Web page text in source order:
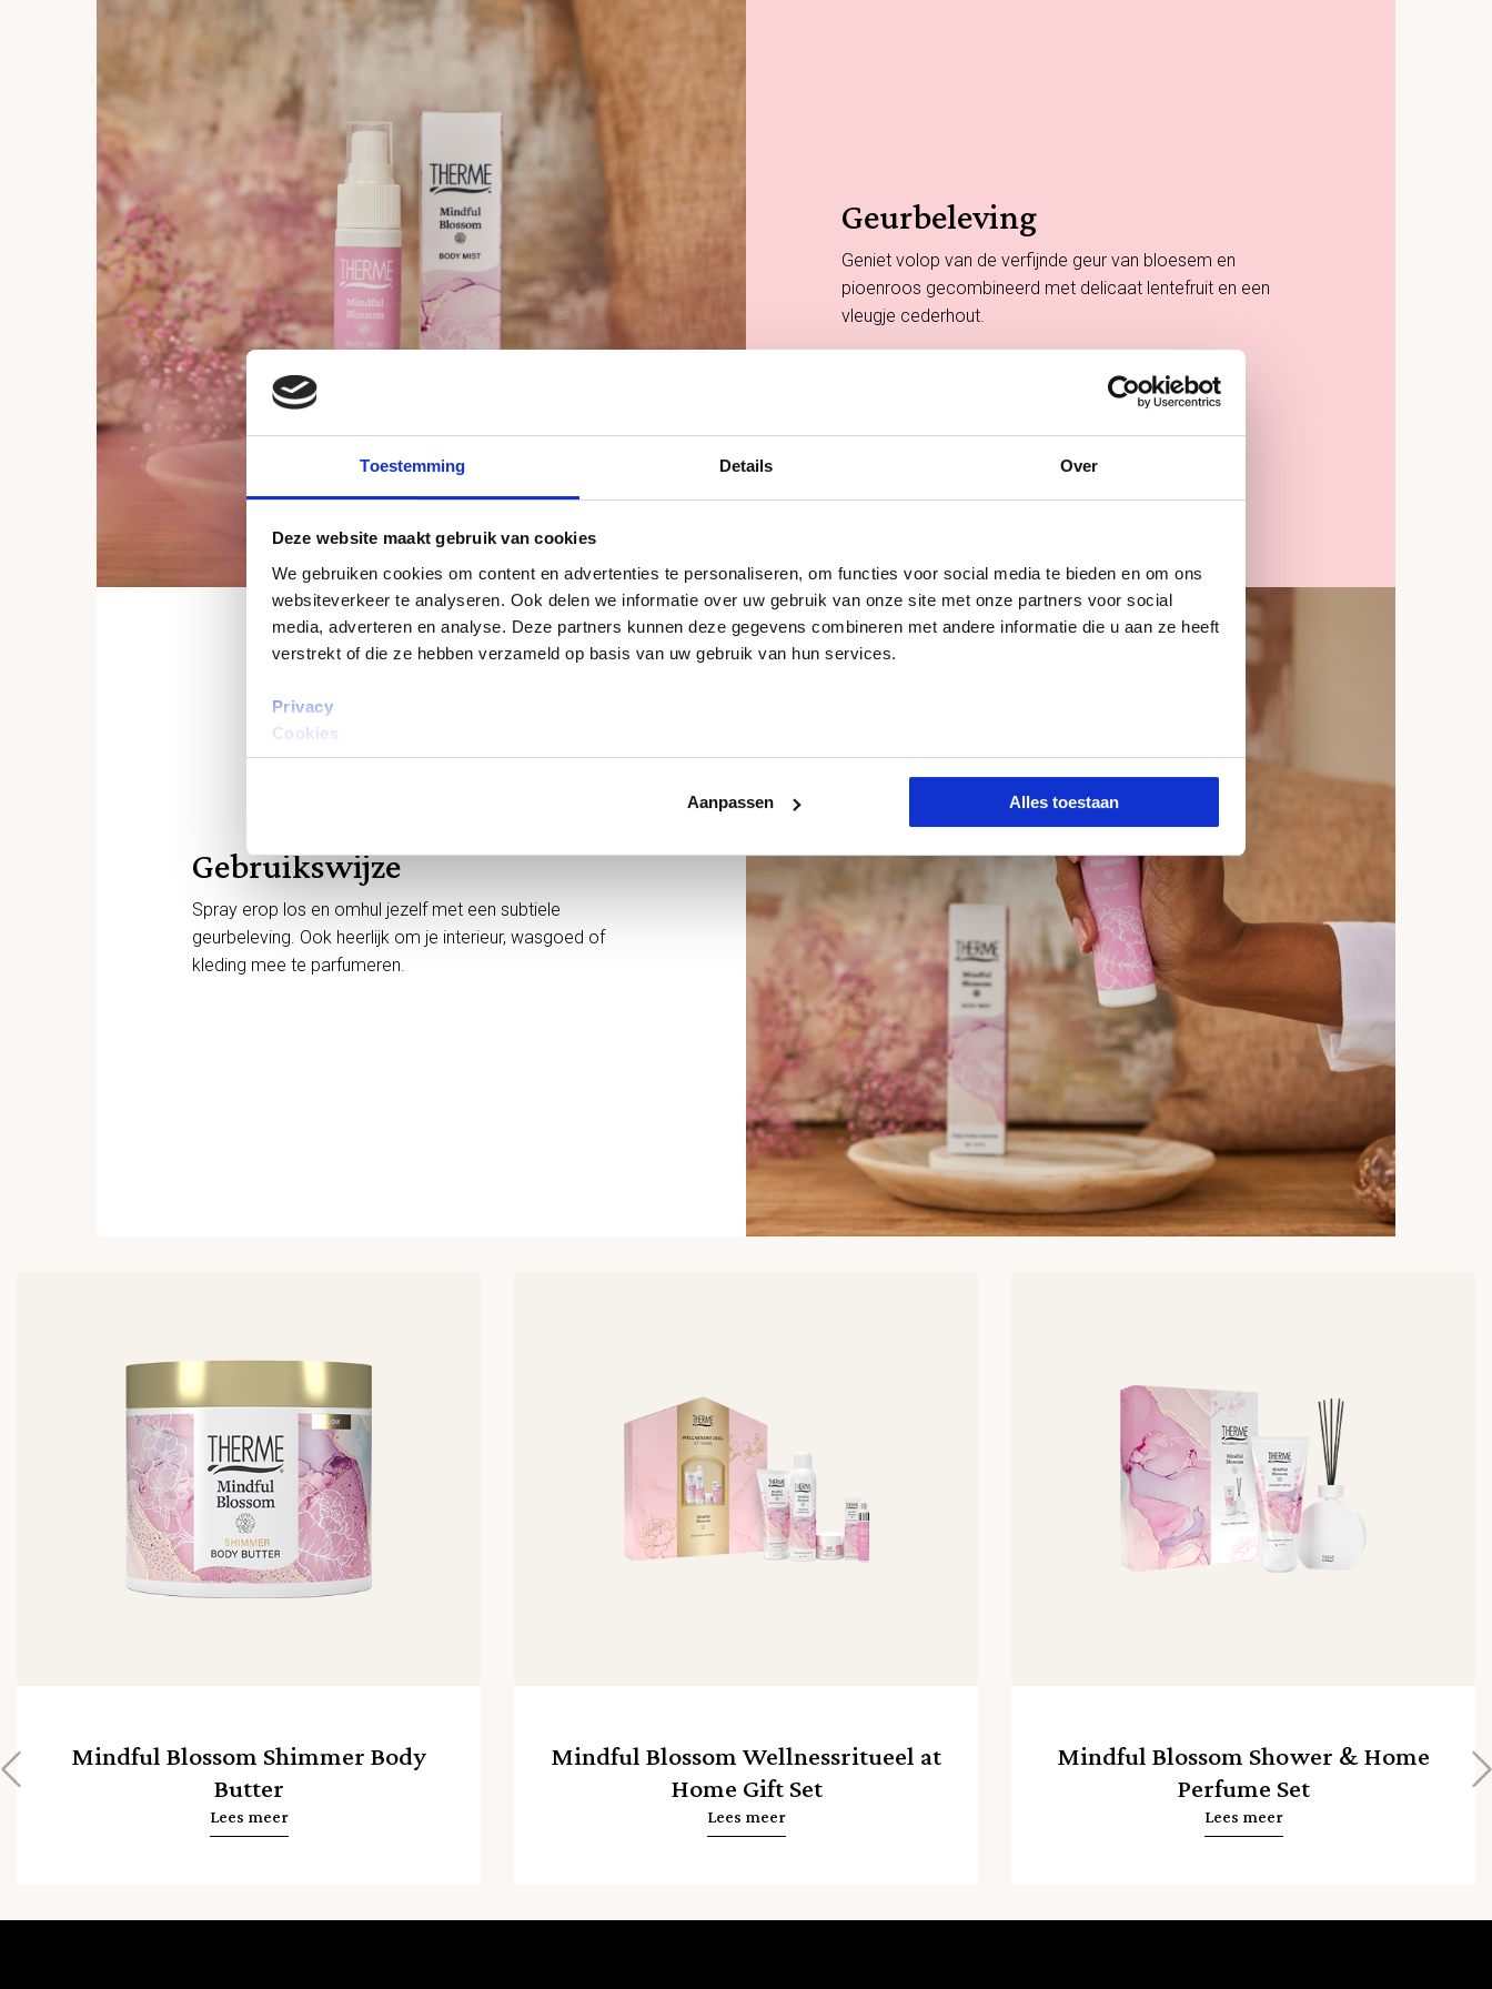
Toestemming Details Over
Deze website maakt gebruik van cookies
We gebruiken cookies om content en advertenties te personaliseren, om functies voor social media te bieden en om ons
websiteverkeer te analyseren. Ook delen we informatie over uw gebruik van onze site met onze partners voor social
media, adverteren en analyse. Deze partners kunnen deze gegevens combineren met andere informatie die u aan ze heeft
verstrekt of die ze hebben verzameld op basis van uw gebruik van hun services.
Privacy
Cookies
Aanpassen Alles toestaan
Geurbeleving
Geniet volop van de verfijnde geur van bloesem en
pioenroos gecombineerd met delicaat lentefruit en een
vleugje cederhout.
Gebruikswijze
Spray erop los en omhul jezelf met een subtiele
geurbeleving. Ook heerlijk om je interieur, wasgoed of
kleding mee te parfumeren.
Mindful Blossom Shimmer Body
Butter
Lees meer
Mindful Blossom Wellnessritueel at
Home Gift Set
Lees meer
Mindful Blossom Shower & Home
Perfume Set
Lees meer